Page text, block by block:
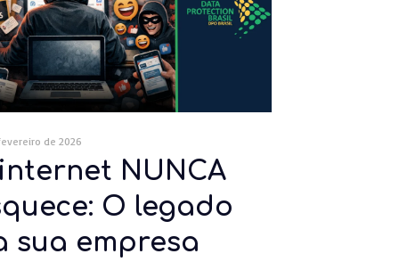
de 2026
NUNCA
O legado
sua empresa